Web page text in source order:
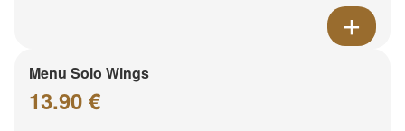
Menu Solo Wings
13.90 €